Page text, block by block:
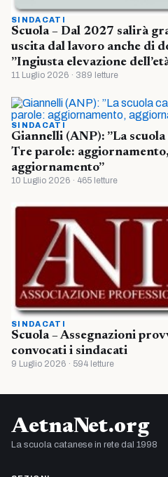
SINDACATI
Scuola – Dal 2027 salirà
uscita dal lavoro anche di
”Ingiusta elevazione
11 Luglio 2026 · 389 letture
SINDACATI
Giannelli (ANP): ”La
Tre parole:
aggiornamento”
10 Luglio 2026 · 465 letture
SINDACATI
Scuola – Assegnazioni
convocati i sindacati
9 Luglio 2026 · 594 letture
AetnaNet.org
La scuola catanese in rete dal 1998